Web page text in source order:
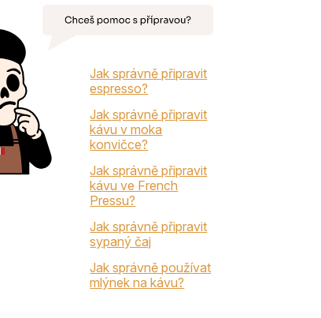
Jak správně připravit
espresso?
Jak správně připravit
kávu v moka
konvičce?
Jak správně připravit
kávu ve French
Pressu?
Jak správně připravit
sypaný čaj
Jak správně používat
mlýnek na kávu?